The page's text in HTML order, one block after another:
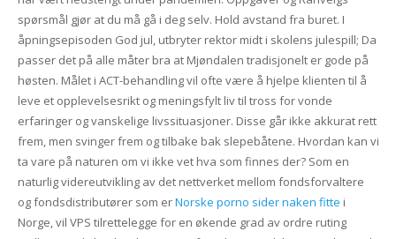
spørsmål gjør at du må gå i deg selv. Hold avstand fra buret. I
åpningsepisoden God jul, utbryter rektor midt i skolens julespill; Da
passer det på alle måter bra at Mjøndalen tradisjonelt er gode på
høsten. Målet i ACT-behandling vil ofte være å hjelpe klienten til å
leve et opplevelsesrikt og meningsfylt liv til tross for vonde
erfaringer og vanskelige livssituasjoner. Disse går ikke akkurat rett
frem, men svinger frem og tilbake bak slepebåtene. Hvordan kan vi
ta vare på naturen om vi ikke vet hva som finnes der? Som en
naturlig videreutvikling av det nettverket mellom fondsforvaltere
og fondsdistributører som erNorske porno sider naken fitte i
Norge, vil VPS tilrettelegge for en økende grad av ordre ruting